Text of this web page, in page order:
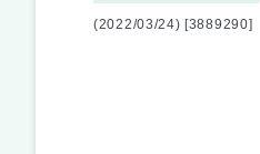
(2022/03/24) [3889290]